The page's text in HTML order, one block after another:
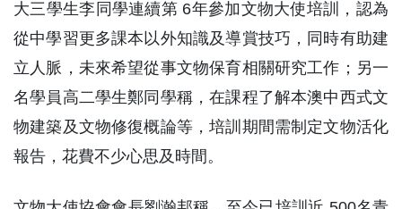
大三學生李同學連續第 6年參加文物大使培訓，認為
從中學習更多課本以外知識及導賞技巧，同時有助建
立人脈，未來希望從事文物保育相關研究工作；另一
名學員高二學生鄭同學稱，在課程了解本澳中西式文
物建築及文物修復概論等，培訓期間需制定文物活化
報告，花費不少心思及時間。